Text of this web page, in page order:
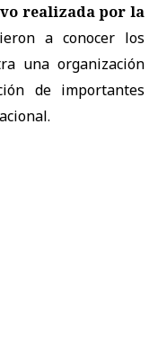
realizada por la
a conocer los
una organización
de importantes